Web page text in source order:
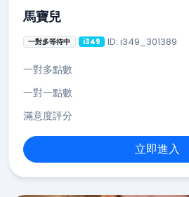
馬寶兒
一對多等待中 i349 ID: i349_301389
一對多點數
一對一點數
滿意度評分
立即進入